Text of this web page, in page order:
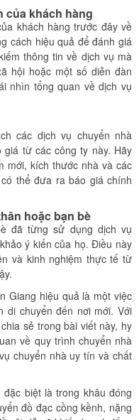
của khách hàng
khách hàng trước đây về
cách hiệu quả để đánh giá
thông tin về dịch vụ mà
hội hoặc một số diễn đàn
nhìn tổng quan về dịch vụ
các dịch vụ chuyển nhà
từ các công ty này. Hãy
mới, kích thước nhà và các
thể đưa ra báo giá chính
hoặc bạn bè
đã từng sử dụng dịch vụ
ý kiến của họ. Điều này
và kinh nghiệm thực tế từ
Giang hiệu quả là một việc
di chuyển đến nơi mới. Với
sẻ trong bài viết này, hy
về quy trình chuyển nhà
chuyển nhà uy tín và chất
biệt là trong khâu đóng
đồ đạc cồng kềnh, nặng